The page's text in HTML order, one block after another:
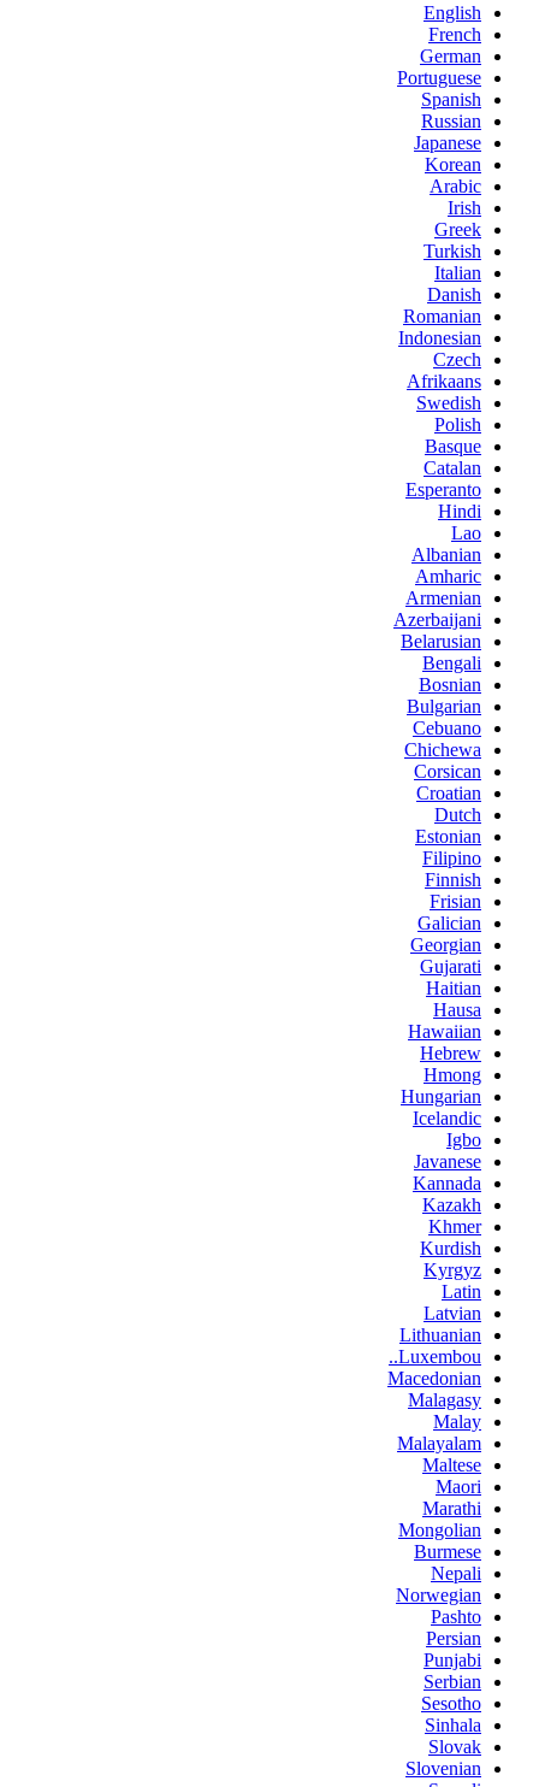
English
French
German
Portuguese
Spanish
Russian
Japanese
Korean
Arabic
Irish
Greek
Turkish
Italian
Danish
Romanian
Indonesian
Czech
Afrikaans
Swedish
Polish
Basque
Catalan
Esperanto
Hindi
Lao
Albanian
Amharic
Armenian
Azerbaijani
Belarusian
Bengali
Bosnian
Bulgarian
Cebuano
Chichewa
Corsican
Croatian
Dutch
Estonian
Filipino
Finnish
Frisian
Galician
Georgian
Gujarati
Haitian
Hausa
Hawaiian
Hebrew
Hmong
Hungarian
Icelandic
Igbo
Javanese
Kannada
Kazakh
Khmer
Kurdish
Kyrgyz
Latin
Latvian
Lithuanian
Luxembou..
Macedonian
Malagasy
Malay
Malayalam
Maltese
Maori
Marathi
Mongolian
Burmese
Nepali
Norwegian
Pashto
Persian
Punjabi
Serbian
Sesotho
Sinhala
Slovak
Slovenian